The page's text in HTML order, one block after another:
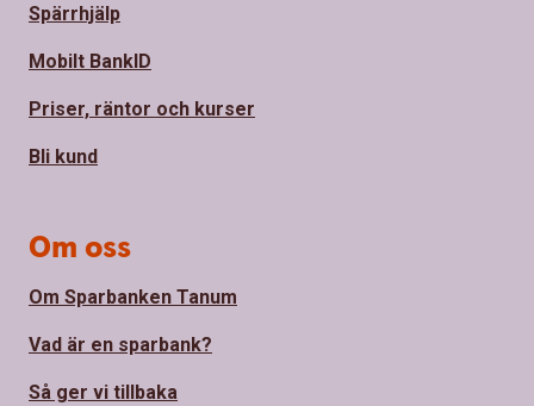
Spärrhjälp
Mobilt BankID
Priser, räntor och kurser
Bli kund
Om oss
Om Sparbanken Tanum
Vad är en sparbank?
Så ger vi tillbaka